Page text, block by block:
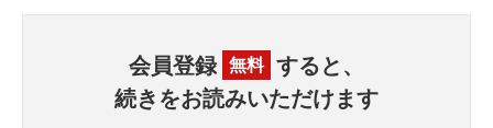
会員登録 無料 すると、
続きをお読みいただけます